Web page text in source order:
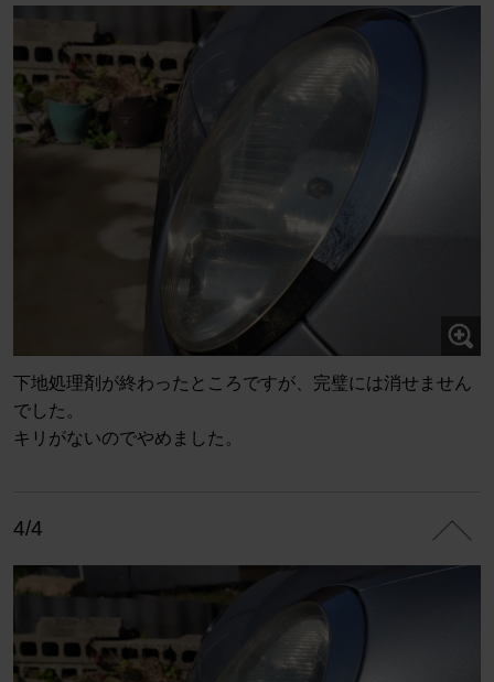
下地処理剤が終わったところですが、完璧には消せません
でした。
キリがないのでやめました。
4/4